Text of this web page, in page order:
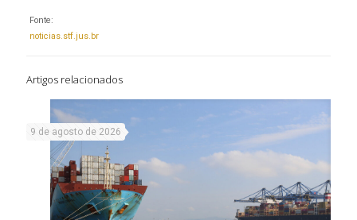
Fonte:
noticias.stf.jus.br
Artigos relacionados
9 de agosto de 2026